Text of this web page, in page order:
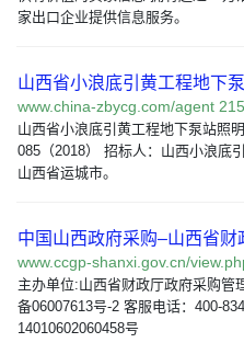
家出口企业提供信息服务。
山西省小浪底引黄工程地下
www.china-zbycg.com/agent
山西省小浪底引黄工程地下泵站照
085（2018） 招标人：山西小浪底
山西省运城市。
中国山西政府采购–山西省财
www.ccgp-shanxi.gov.cn/
主办单位:山西省财政厅政府采购管
备06007613号-2 客服电话：400-
14010602060458号